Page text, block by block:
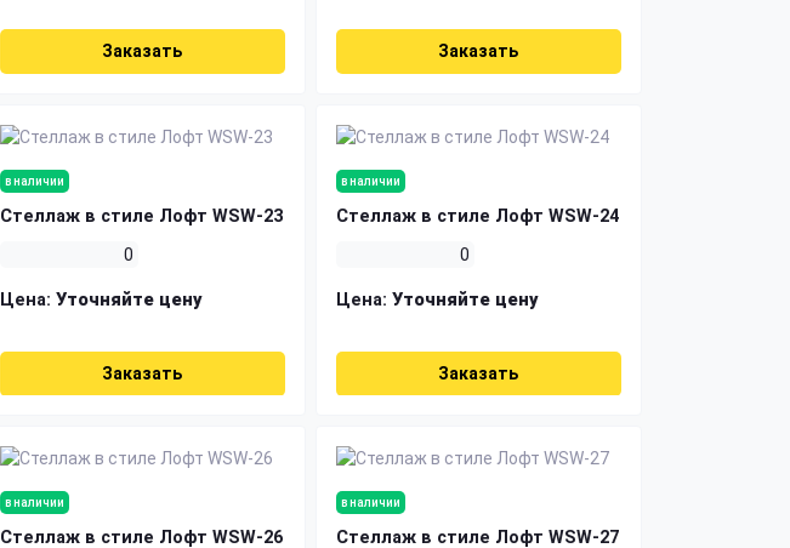
Заказать Заказать
в наличии
Стеллаж в стиле Лофт WSW-23
0
Цена: Уточняйте цену
Заказать
в наличии
Стеллаж в стиле Лофт WSW-24
0
Цена: Уточняйте цену
Заказать
в наличии
Стеллаж в стиле Лофт WSW-26
в наличии
Стеллаж в стиле Лофт WSW-27